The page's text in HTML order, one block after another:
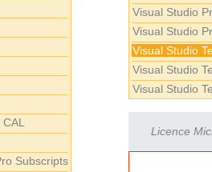
Subscripts
Visual Studio
Visual Studio
Visual Studio
Visual Studio
Visual Studio
Licence